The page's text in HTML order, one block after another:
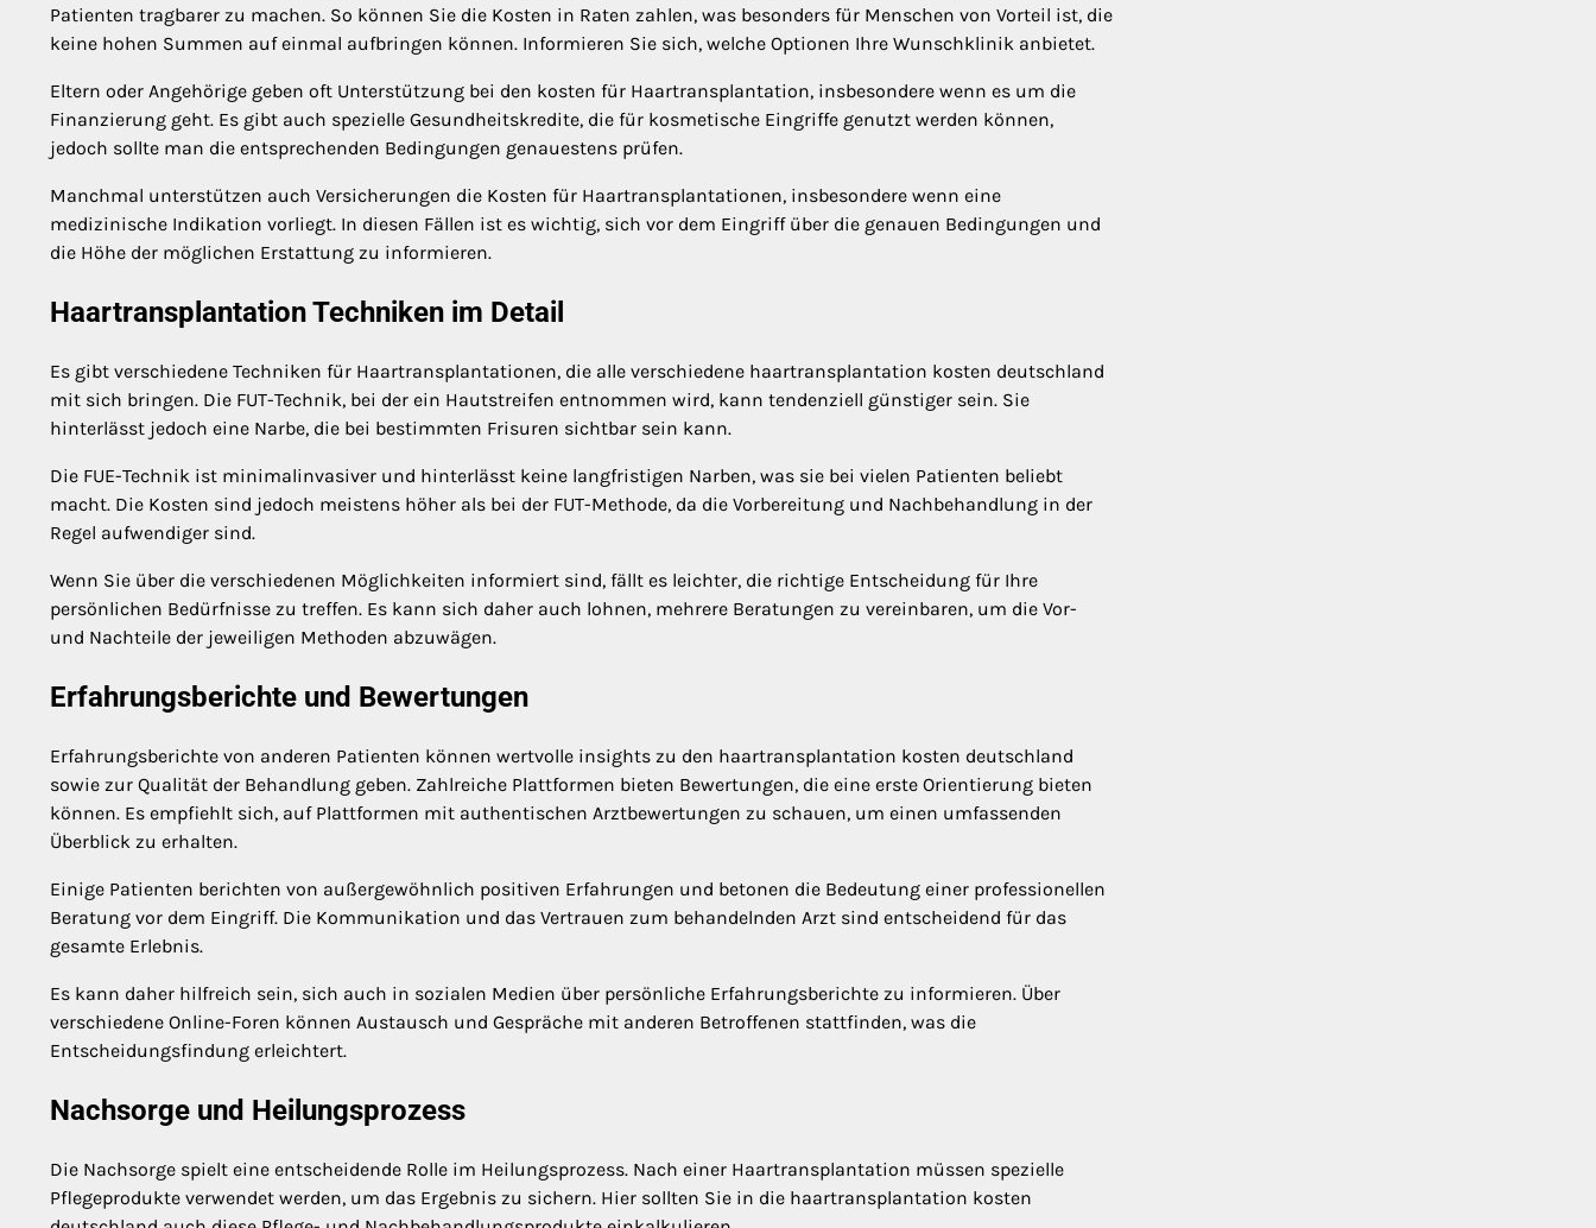
Patienten tragbarer zu machen. So können Sie die Kosten in Raten zahlen, was besonders für Menschen von Vorteil ist, die
keine hohen Summen auf einmal aufbringen können. Informieren Sie sich, welche Optionen Ihre Wunschklinik anbietet.
Eltern oder Angehörige geben oft Unterstützung bei den kosten für Haartransplantation, insbesondere wenn es um die
Finanzierung geht. Es gibt auch spezielle Gesundheitskredite, die für kosmetische Eingriffe genutzt werden können,
jedoch sollte man die entsprechenden Bedingungen genauestens prüfen.
Manchmal unterstützen auch Versicherungen die Kosten für Haartransplantationen, insbesondere wenn eine
medizinische Indikation vorliegt. In diesen Fällen ist es wichtig, sich vor dem Eingriff über die genauen Bedingungen und
die Höhe der möglichen Erstattung zu informieren.
Haartransplantation Techniken im Detail
Es gibt verschiedene Techniken für Haartransplantationen, die alle verschiedene haartransplantation kosten deutschland
mit sich bringen. Die FUT-Technik, bei der ein Hautstreifen entnommen wird, kann tendenziell günstiger sein. Sie
hinterlässt jedoch eine Narbe, die bei bestimmten Frisuren sichtbar sein kann.
Die FUE-Technik ist minimalinvasiver und hinterlässt keine langfristigen Narben, was sie bei vielen Patienten beliebt
macht. Die Kosten sind jedoch meistens höher als bei der FUT-Methode, da die Vorbereitung und Nachbehandlung in der
Regel aufwendiger sind.
Wenn Sie über die verschiedenen Möglichkeiten informiert sind, fällt es leichter, die richtige Entscheidung für Ihre
persönlichen Bedürfnisse zu treffen. Es kann sich daher auch lohnen, mehrere Beratungen zu vereinbaren, um die Vor-
und Nachteile der jeweiligen Methoden abzuwägen.
Erfahrungsberichte und Bewertungen
Erfahrungsberichte von anderen Patienten können wertvolle insights zu den haartransplantation kosten deutschland
sowie zur Qualität der Behandlung geben. Zahlreiche Plattformen bieten Bewertungen, die eine erste Orientierung bieten
können. Es empfiehlt sich, auf Plattformen mit authentischen Arztbewertungen zu schauen, um einen umfassenden
Überblick zu erhalten.
Einige Patienten berichten von außergewöhnlich positiven Erfahrungen und betonen die Bedeutung einer professionellen
Beratung vor dem Eingriff. Die Kommunikation und das Vertrauen zum behandelnden Arzt sind entscheidend für das
gesamte Erlebnis.
Es kann daher hilfreich sein, sich auch in sozialen Medien über persönliche Erfahrungsberichte zu informieren. Über
verschiedene Online-Foren können Austausch und Gespräche mit anderen Betroffenen stattfinden, was die
Entscheidungsfindung erleichtert.
Nachsorge und Heilungsprozess
Die Nachsorge spielt eine entscheidende Rolle im Heilungsprozess. Nach einer Haartransplantation müssen spezielle
Pflegeprodukte verwendet werden, um das Ergebnis zu sichern. Hier sollten Sie in die haartransplantation kosten